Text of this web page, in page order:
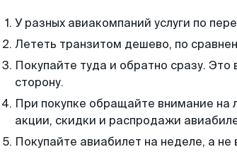
У разных авиакомпаний услуги по
Лететь транзитом дешево, по
Покупайте туда и обратно сразу.
сторону.
При покупке обращайте внимание
акции, скидки и распродажи
Покупайте авиабилет на неделе, а не